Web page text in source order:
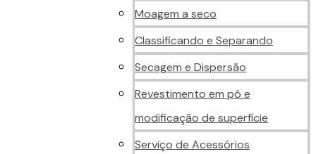
Moagem a seco
Classificando e Separando
Secagem e Dispersão
Revestimento em pó e
modificação de superfície
Serviço de Acessórios